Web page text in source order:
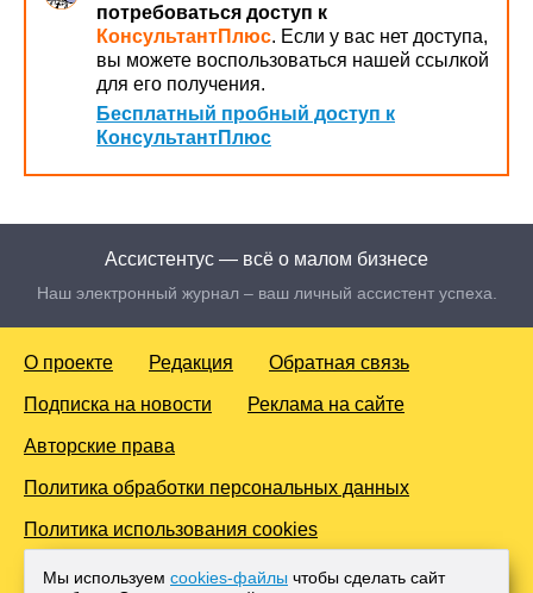
потребоваться доступ к
КонсультантПлюс. Если у вас нет доступа,
вы можете воспользоваться нашей ссылкой
для его получения.
Бесплатный пробный доступ к
КонсультантПлюс
Ассистентус — всё о малом бизнесе
Наш электронный журнал – ваш личный ассистент успеха.
О проекте Редакция Обратная связь
Подписка на новости Реклама на сайте
Авторские права
Политика обработки персональных данных
Политика использования cookies
© 2016-2026 Все права защищены. Для лиц старше 18 лет.
Мы используем cookies-файлы чтобы сделать сайт